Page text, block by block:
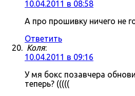
10.04.2011 в 08:58
А про прошивку ничего не
Ответить
Коля:
10.04.2011 в 09:16
У мя бокс позавчера
теперь? (((((